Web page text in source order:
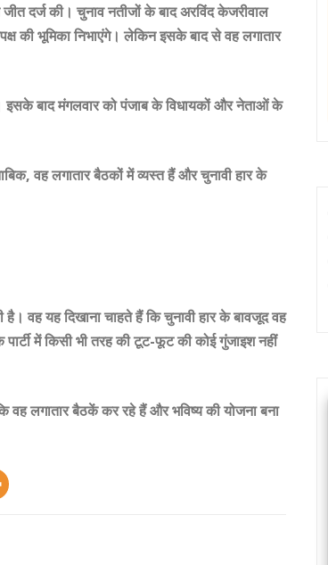
दर्ज की। चुनाव नतीजों के बाद अरविंद केजरीवाल
की भूमिका निभाएंगे। लेकिन इसके बाद से वह लगातार
इसके बाद मंगलवार को पंजाब के विधायकों और नेताओं के
वह लगातार बैठकों में व्यस्त हैं और चुनावी हार के
वह यह दिखाना चाहते हैं कि चुनावी हार के बावजूद वह
में किसी भी तरह की टूट-फूट की कोई गुंजाइश नहीं
लगातार बैठकें कर रहे हैं और भविष्य की योजना बना